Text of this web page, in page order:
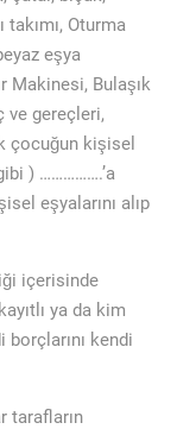
Oturma
eşya
Makinesi, Bulaşık
ve gereçleri,
çocuğun kişisel
) …………….’a
eşyalarını alıp
içerisinde
ya da kim
borçlarını kendi
tarafların